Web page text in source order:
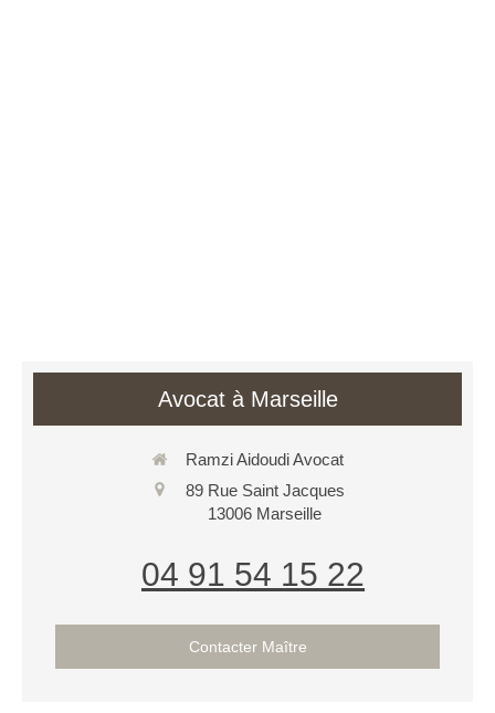
Avocat à Marseille
Ramzi Aidoudi Avocat
89 Rue Saint Jacques
13006 Marseille
04 91 54 15 22
Contacter Maître